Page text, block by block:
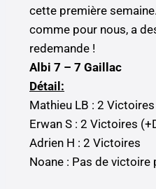
cette première
comme pour nous, a
redemande !
Albi 7 – 7 Gaillac
Détail:
Mathieu LB : 2
Erwan S : 2 Victoires
Adrien H : 2 Victoires
Noane : Pas de